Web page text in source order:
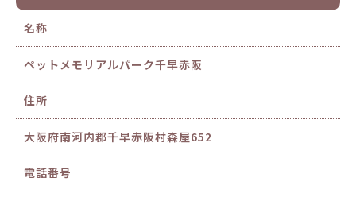
名称
ペットメモリアルパーク千早赤阪
住所
大阪府南河内郡千早赤阪村森屋652
電話番号